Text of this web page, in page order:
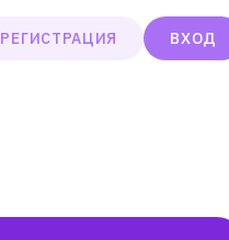
РЕГИСТРАЦИЯ ВХОД